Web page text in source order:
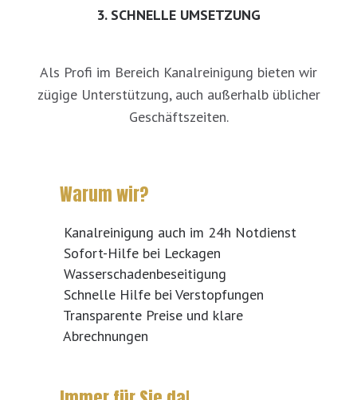
3. SCHNELLE UMSETZUNG
Als Profi im Bereich Kanalreinigung bieten wir
zügige Unterstützung, auch außerhalb üblicher
Geschäftszeiten.
Warum wir?
Kanalreinigung auch im 24h Notdienst
Sofort-Hilfe bei Leckagen
Wasserschadenbeseitigung
Schnelle Hilfe bei Verstopfungen
Transparente Preise und klare
Abrechnungen